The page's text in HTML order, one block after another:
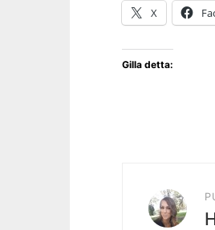
X
Gilla detta: